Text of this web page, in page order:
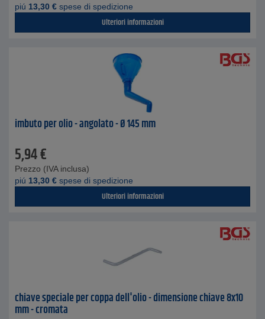
piú 13,30 € spese di spedizione
Ulteriori informazioni
imbuto per olio - angolato - Ø 145 mm
5,94€
Prezzo (IVA inclusa)
piú 13,30 € spese di spedizione
Ulteriori informazioni
chiave speciale per coppa dell'olio - dimensione chiave 8x10
mm - cromata